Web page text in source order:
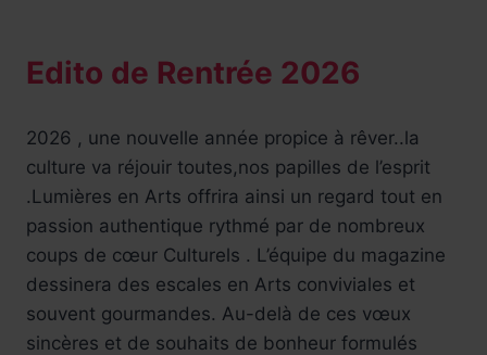
Edito de Rentrée 2026
2026 , une nouvelle année propice à rêver..la
culture va réjouir toutes,nos papilles de l’esprit
.Lumières en Arts offrira ainsi un regard tout en
passion authentique rythmé par de nombreux
coups de cœur Culturels . L’équipe du magazine
dessinera des escales en Arts conviviales et
souvent gourmandes. Au-delà de ces vœux
sincères et de souhaits de bonheur formulés